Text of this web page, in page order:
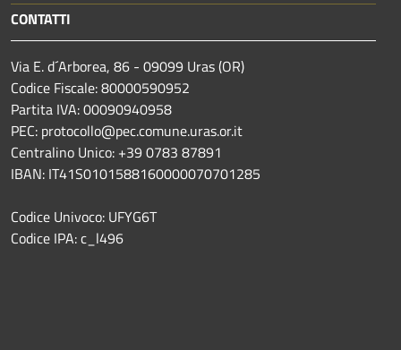
CONTATTI
Via E. d´Arborea, 86 - 09099 Uras (OR)
Codice Fiscale: 80000590952
Partita IVA: 00090940958
PEC: protocollo@pec.comune.uras.or.it
Centralino Unico: +39 0783 87891
IBAN: IT41S0101588160000070701285
Codice Univoco: UFYG6T
Codice IPA: c_l496